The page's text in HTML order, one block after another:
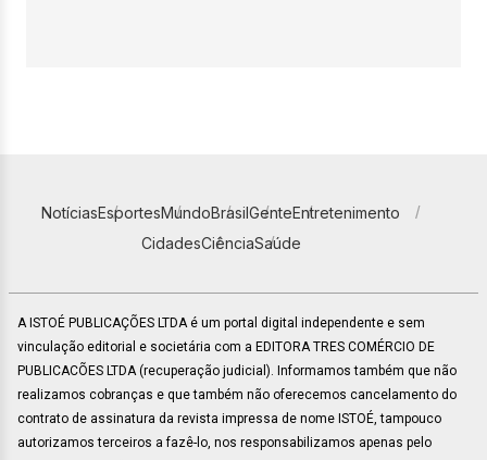
NotíciasEsportesMundoBrasilGenteEntretenimento
CidadesCiênciaSaúde
A ISTOÉ PUBLICAÇÕES LTDA é um portal digital independente e sem
vinculação editorial e societária com a EDITORA TRES COMÉRCIO DE
PUBLICACÕES LTDA (recuperação judicial). Informamos também que não
realizamos cobranças e que também não oferecemos cancelamento do
contrato de assinatura da revista impressa de nome ISTOÉ, tampouco
autorizamos terceiros a fazê-lo, nos responsabilizamos apenas pelo